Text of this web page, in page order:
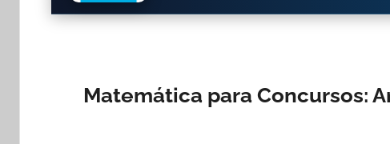
Matemática para Concursos: